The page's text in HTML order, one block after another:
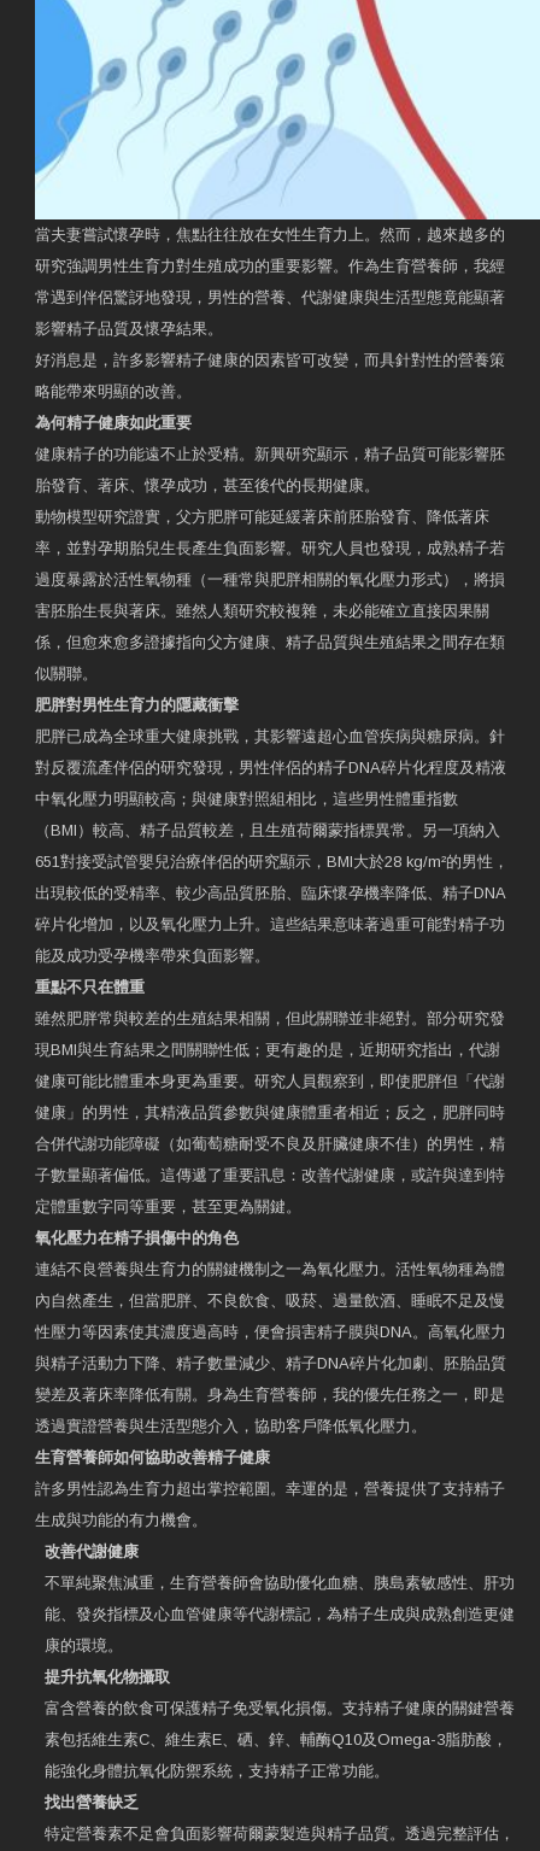
當夫妻嘗試懷孕時，焦點往往放在女性生育力上。然而，越來越多的
研究強調男性生育力對生殖成功的重要影響。作為生育營養師，我經
常遇到伴侶驚訝地發現，男性的營養、代謝健康與生活型態竟能顯著
影響精子品質及懷孕結果。
好消息是，許多影響精子健康的因素皆可改變，而具針對性的營養策
略能帶來明顯的改善。
為何精子健康如此重要
健康精子的功能遠不止於受精。新興研究顯示，精子品質可能影響胚
胎發育、著床、懷孕成功，甚至後代的長期健康。
動物模型研究證實，父方肥胖可能延緩著床前胚胎發育、降低著床
率，並對孕期胎兒生長產生負面影響。研究人員也發現，成熟精子若
過度暴露於活性氧物種（一種常與肥胖相關的氧化壓力形式），將損
害胚胎生長與著床。雖然人類研究較複雜，未必能確立直接因果關
係，但愈來愈多證據指向父方健康、精子品質與生殖結果之間存在類
似關聯。
肥胖對男性生育力的隱藏衝擊
肥胖已成為全球重大健康挑戰，其影響遠超心血管疾病與糖尿病。針
對反覆流產伴侶的研究發現，男性伴侶的精子DNA碎片化程度及精液
中氧化壓力明顯較高；與健康對照組相比，這些男性體重指數
（BMI）較高、精子品質較差，且生殖荷爾蒙指標異常。另一項納入
651對接受試管嬰兒治療伴侶的研究顯示，BMI大於28 kg/m²的男性，
出現較低的受精率、較少高品質胚胎、臨床懷孕機率降低、精子DNA
碎片化增加，以及氧化壓力上升。這些結果意味著過重可能對精子功
能及成功受孕機率帶來負面影響。
重點不只在體重
雖然肥胖常與較差的生殖結果相關，但此關聯並非絕對。部分研究發
現BMI與生育結果之間關聯性低；更有趣的是，近期研究指出，代謝
健康可能比體重本身更為重要。研究人員觀察到，即使肥胖但「代謝
健康」的男性，其精液品質參數與健康體重者相近；反之，肥胖同時
合併代謝功能障礙（如葡萄糖耐受不良及肝臟健康不佳）的男性，精
子數量顯著偏低。這傳遞了重要訊息：改善代謝健康，或許與達到特
定體重數字同等重要，甚至更為關鍵。
氧化壓力在精子損傷中的角色
連結不良營養與生育力的關鍵機制之一為氧化壓力。活性氧物種為體
內自然產生，但當肥胖、不良飲食、吸菸、過量飲酒、睡眠不足及慢
性壓力等因素使其濃度過高時，便會損害精子膜與DNA。高氧化壓力
與精子活動力下降、精子數量減少、精子DNA碎片化加劇、胚胎品質
變差及著床率降低有關。身為生育營養師，我的優先任務之一，即是
透過實證營養與生活型態介入，協助客戶降低氧化壓力。
生育營養師如何協助改善精子健康
許多男性認為生育力超出掌控範圍。幸運的是，營養提供了支持精子
生成與功能的有力機會。
改善代謝健康
不單純聚焦減重，生育營養師會協助優化血糖、胰島素敏感性、肝功
能、發炎指標及心血管健康等代謝標記，為精子生成與成熟創造更健
康的環境。
提升抗氧化物攝取
富含營養的飲食可保護精子免受氧化損傷。支持精子健康的關鍵營養
素包括維生素C、維生素E、硒、鋅、輔酶Q10及Omega-3脂肪酸，
能強化身體抗氧化防禦系統，支持精子正常功能。
找出營養缺乏
特定營養素不足會負面影響荷爾蒙製造與精子品質。透過完整評估，